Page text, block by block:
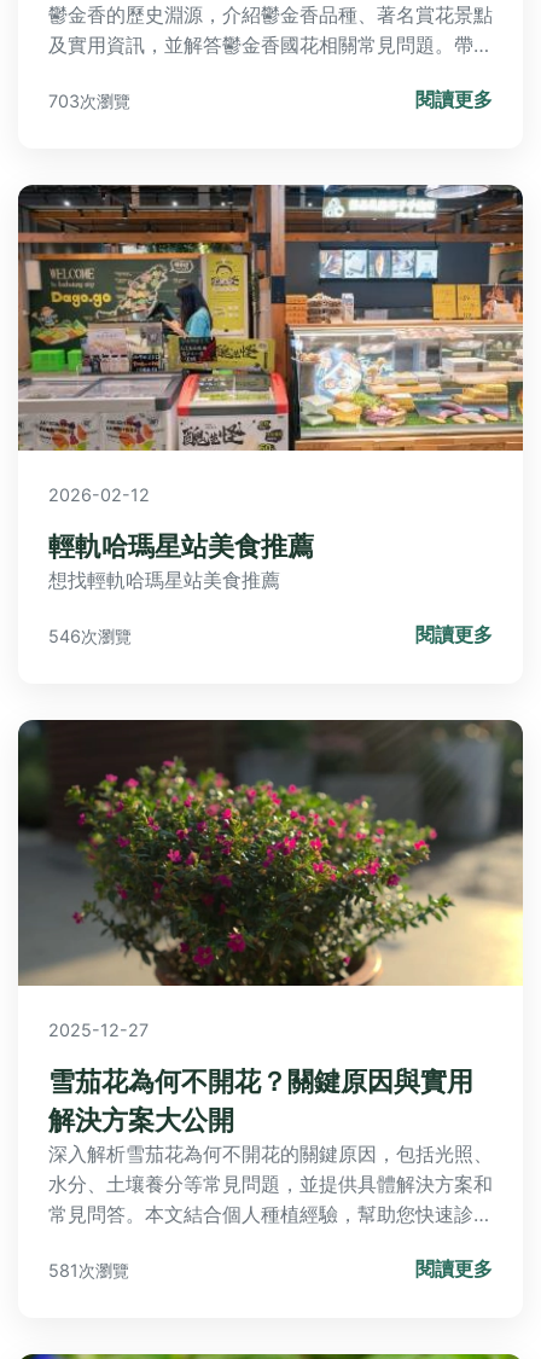
鬱金香的歷史淵源，介紹鬱金香品種、著名賞花景點
及實用資訊，並解答鬱金香國花相關常見問題。帶你
703次瀏覽 閱讀更多
2026-02-12
輕軌哈瑪星站美食推薦
想找輕軌哈瑪星站美食推薦
546次瀏覽 閱讀更多
2025-12-27
雪茄花為何不開花？關鍵原因與實用
解決方案大公開
深入解析雪茄花為何不開花的關鍵原因，包括光照、
水分、土壤養分等常見問題，並提供具體解決方案和
常見問答。本文結合個人種植經驗，幫助您快速診斷
581次瀏覽 閱讀更多